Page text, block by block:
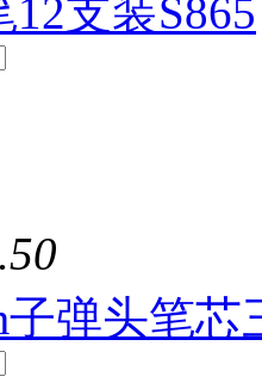
支装S865
弹头笔芯